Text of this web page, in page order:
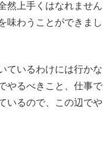
然上手くはなれません
味わうことができまし
ているわけには行かな
やるべきこと、仕事で
いるので、この辺でや